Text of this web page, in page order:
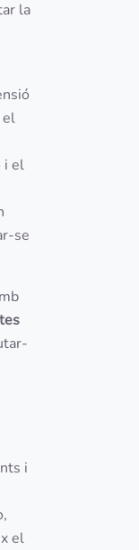
la
el
i el
se
i
el